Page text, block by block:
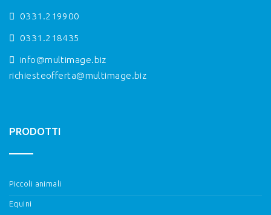
0331.219900
0331.218435
info@multimage.biz
richiesteofferta@multimage.biz
PRODOTTI
Piccoli animali
Equini